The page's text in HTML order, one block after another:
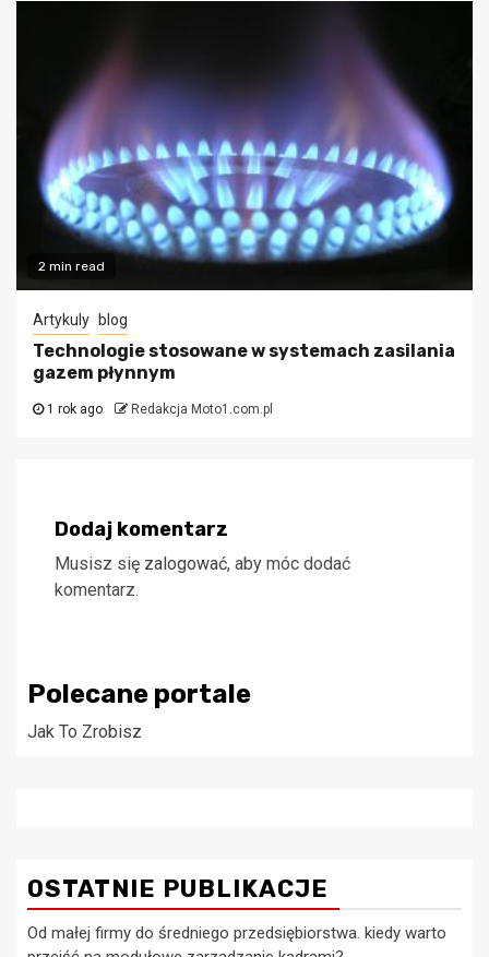
2 min read
Artykuly blog
Technologie stosowane w systemach zasilania
gazem płynnym
1 rok ago Redakcja Moto1.com.pl
Dodaj komentarz
Musisz się zalogować, aby móc dodać
komentarz.
Polecane portale
Jak To Zrobisz
OSTATNIE PUBLIKACJE
Od małej firmy do średniego przedsiębiorstwa. kiedy warto